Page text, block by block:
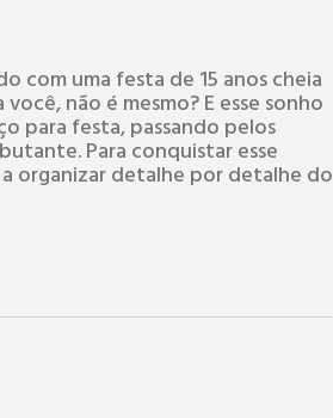
com uma festa de 15 anos cheia
não é mesmo? E esse sonho
para festa, passando pelos
Para conquistar esse
organizar detalhe por detalhe do